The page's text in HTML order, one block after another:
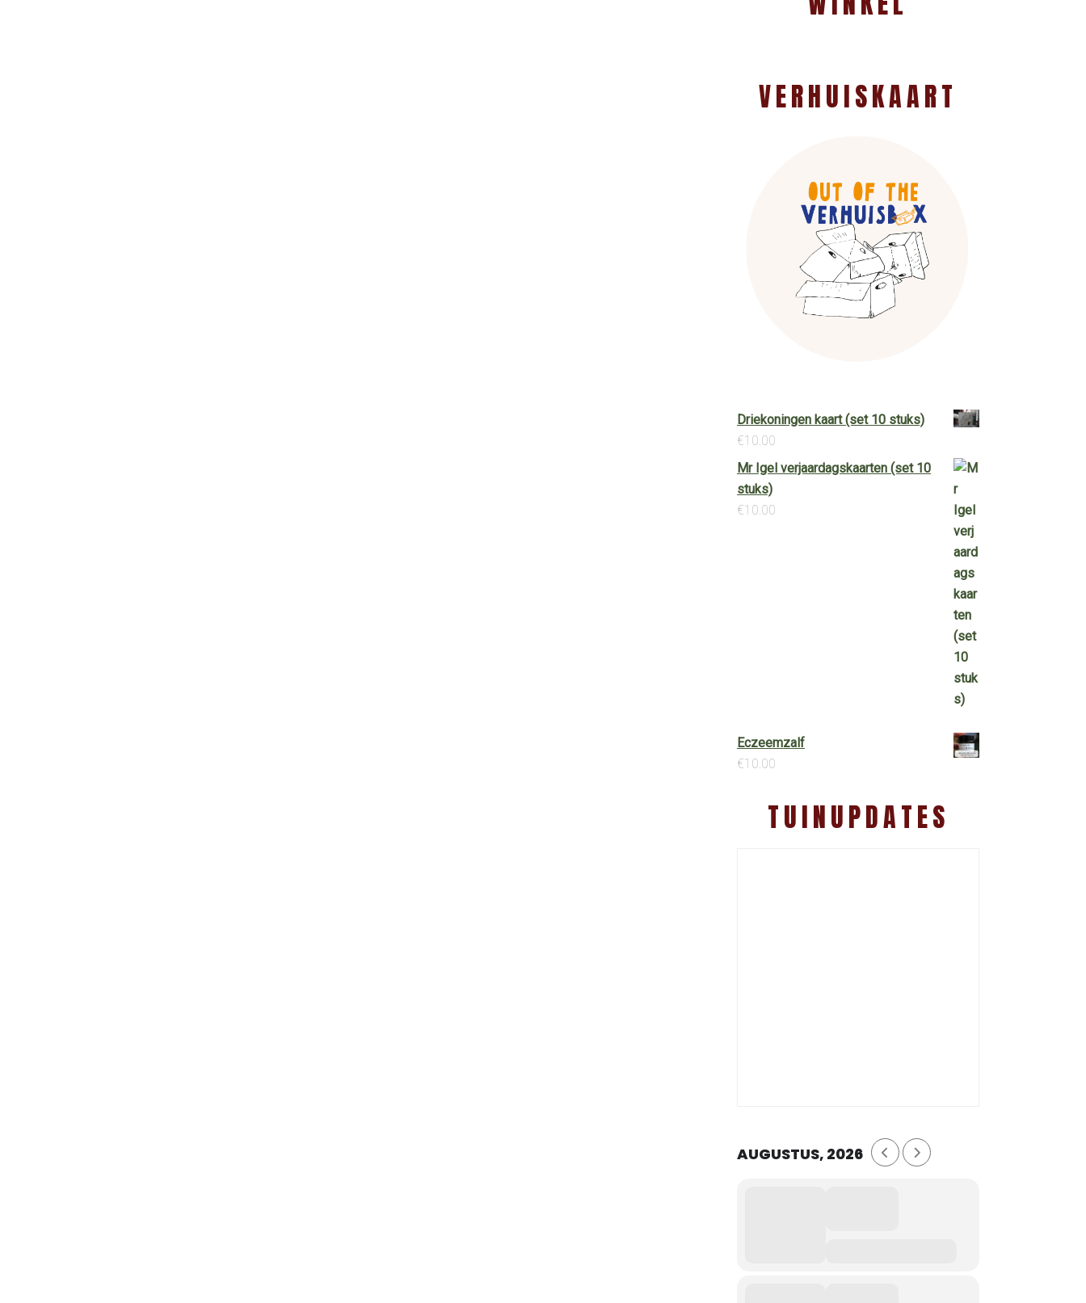
VERHUISKAART
Driekoningen kaart (set 10 stuks)
€10.00
Mr Igel verjaardagskaarten (set 10
stuks)
€10.00
Eczeemzalf
€10.00
TUINUPDATES
AUGUSTUS, 2026